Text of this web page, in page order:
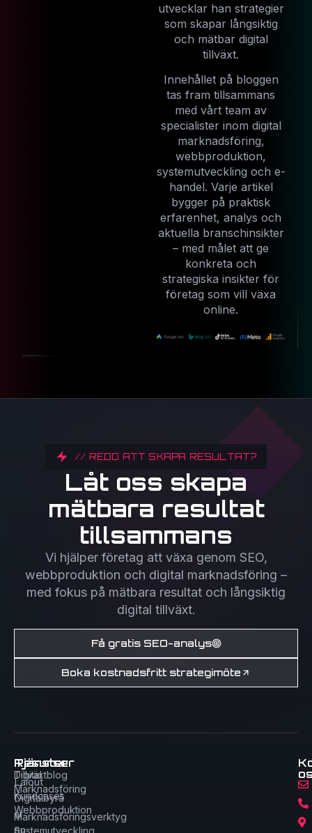
utvecklar han strategier
som skapar långsiktig
och mätbar digital
tillväxt.
Innehållet på bloggen
tas fram tillsammans
med vårt team av
specialister inom digital
marknadsföring,
webbproduktion,
systemutveckling och e-
handel. Varje artikel
bygger på praktisk
erfarenhet, analys och
aktuella branschinsikter
– med målet att ge
konkreta och
strategiska insikter för
företag som vill växa
online.
// REDO ATT SKAPA RESULTAT?
Låt oss skapa
mätbara resultat
tillsammans
Vi hjälper företag att växa genom SEO,
webbproduktion och digital marknadsföring –
med fokus på mätbara resultat och långsiktig
digital tillväxt.
Få gratis SEO-analys
Boka kostnadsfritt strategimöte
Laiout
Digitalbyrå
är
en
Tjänster
Digital
Marknadsföring
Webbproduktion
Systemutveckling
Resurser
Tillväxtblog
Kundcases
Marknadsföringsverktyg